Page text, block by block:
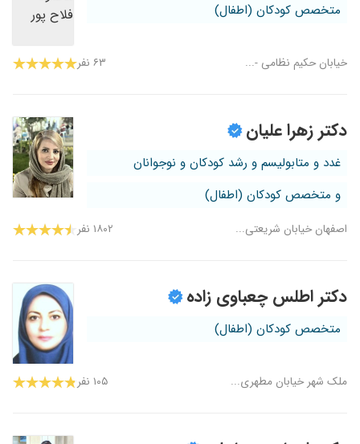
متخصص کودکان (اطفال)
خیابان حکیم نظامی -... ۶۳ نفر
دکتر زهرا علیان
غدد و متابولیسم و رشد کودکان و نوجوانان
و متخصص کودکان (اطفال)
اصفهان خیابان شریعتی... ۱۸۰۲ نفر
دکتر اطلس چعباوی زاده
متخصص کودکان (اطفال)
ملک شهر خیابان مطهری... ۱۰۵ نفر